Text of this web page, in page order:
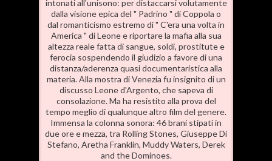
intonati all'unisono: per distaccarsi volutamente
dalla visione epica del " Padrino " di Coppola o
dal romanticismo estremo di " C'era una volta in
America " di Leone e riportare la mafia alla sua
altezza reale fatta di sangue, soldi, prostitute e
ferocia sospendendo il giudizio a favore di una
distanza/aderenza quasi documentaristica alla
materia. Alla mostra di Venezia fu insignito di un
discusso Leone d'Argento, che sapeva di
consolazione. Ma ha resistito alla prova del
tempo meglio di qualunque altro film del genere.
Immensa la colonna sonora: 46 brani stipati in
due ore e mezza, tra Rolling Stones, Giuseppe Di
Stefano, Aretha Franklin, Muddy Waters, Derek
and the Dominoes.